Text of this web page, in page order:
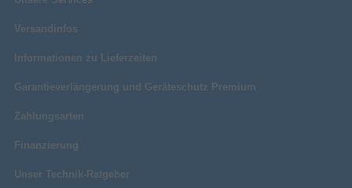
Versandinfos
Informationen zu Lieferzeiten
Garantieverlängerung und Geräteschutz Premium
Zahlungsarten
Finanzierung
Unser Technik-Ratgeber